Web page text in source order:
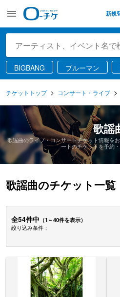
新規
BIGBANG ブルーマン
チケットトップ コンサート・ライブ
歌謡
歌謡曲のライブ・コンサートチケット情報を
ートのチケットを予約
歌謡曲のチケット一覧
全54件中 （1～40件を表示）
絞り込み条件：